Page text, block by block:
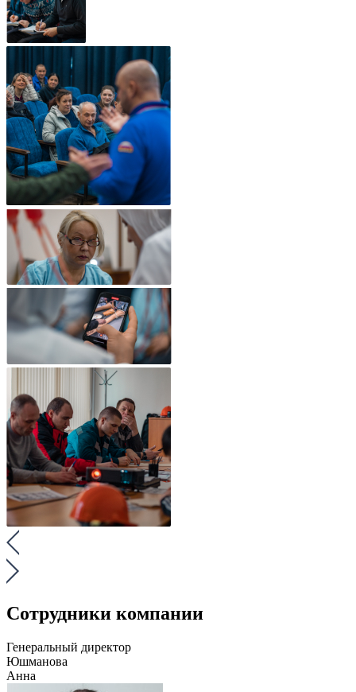
Сотрудники компании
Генеральный директор
Юшманова
Анна